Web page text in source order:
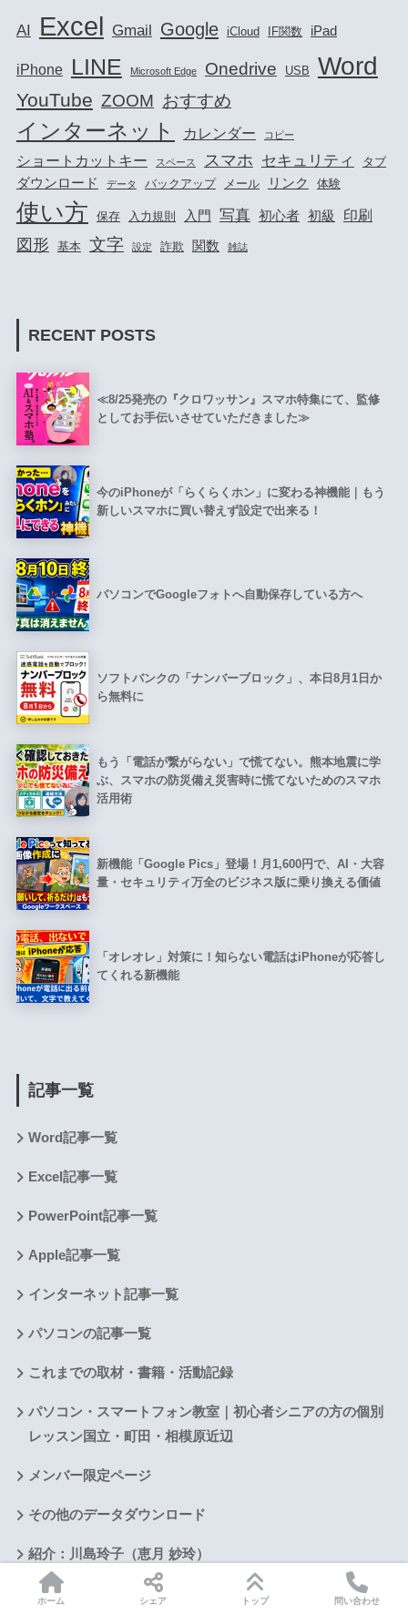
AI Excel Gmail Google iCloud IF関数 iPad
iPhone LINE Microsoft Edge Onedrive USB Word
YouTube ZOOM おすすめ
インターネット カレンダー コピー
ショートカットキー スペース スマホ セキュリティ タブ
ダウンロード データ バックアップ メール リンク 体験
使い方 保存 入力規則 入門 写真 初心者 初級 印刷
図形 基本 文字 設定 詐欺 関数 雑誌
RECENT POSTS
≪8/25発売の『クロワッサン』スマホ特集にて、監修
としてお手伝いさせていただきました≫
今のiPhoneが「らくらくホン」に変わる神機能｜もう
新しいスマホに買い替えず設定で出来る！
パソコンでGoogleフォトへ自動保存している方へ
ソフトバンクの「ナンバーブロック」、本日8月1日か
ら無料に
もう「電話が繋がらない」で慌てない。熊本地震に学
ぶ、スマホの防災備え災害時に慌てないためのスマホ
活用術
新機能「Google Pics」登場！月1,600円で、AI・大容
量・セキュリティ万全のビジネス版に乗り換える価値
「オレオレ」対策に！知らない電話はiPhoneが応答し
てくれる新機能
記事一覧
Word記事一覧
Excel記事一覧
PowerPoint記事一覧
Apple記事一覧
インターネット記事一覧
パソコンの記事一覧
これまでの取材・書籍・活動記録
パソコン・スマートフォン教室｜初心者シニアの方の個別
レッスン国立・町田・相模原近辺
メンバー限定ページ
その他のデータダウンロード
紹介：川島玲子（恵月 妙玲）
講座・出版・コラボのご依頼
ホーム シェア トップ 問い合わせ